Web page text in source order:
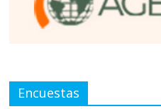
Encuestas